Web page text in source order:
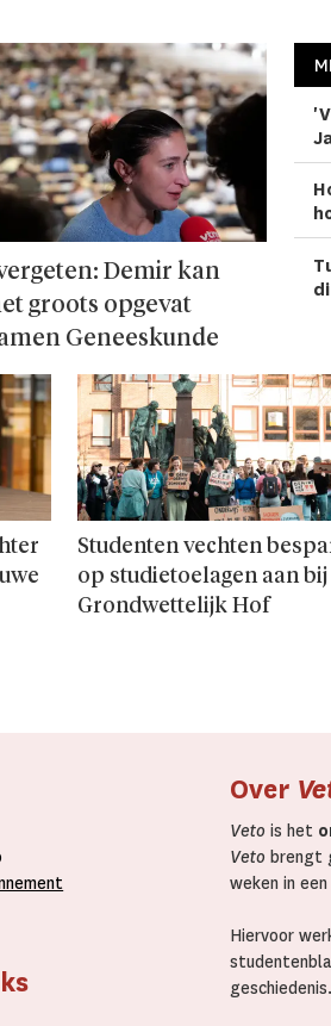
Demir kan
groots opgevat
Geneeskunde
Studenten vechten
op studie­toelagen aan bij
Grondwettelijk Hof
Over
Veto is het
Veto brengt
weken in
Hiervoor